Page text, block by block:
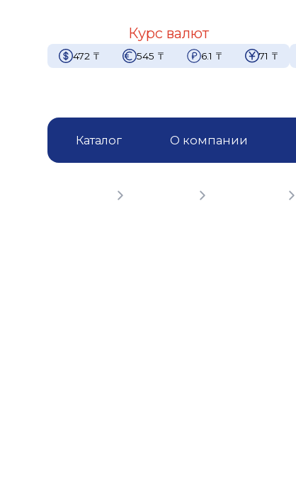
Курс валют
472 ₸ 545 ₸ 6.1 ₸ 71 ₸
Каталог О компании